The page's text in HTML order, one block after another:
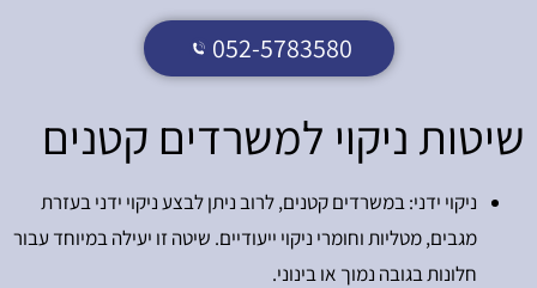
052-5783580
שיטות ניקוי למשרדים קטנים
ניקוי ידני: במשרדים קטנים, לרוב ניתן לבצע ניקוי ידני בעזרת
מגבים, מטליות וחומרי ניקוי ייעודיים. שיטה זו יעילה במיוחד עבור
חלונות בגובה נמוך או בינוני.